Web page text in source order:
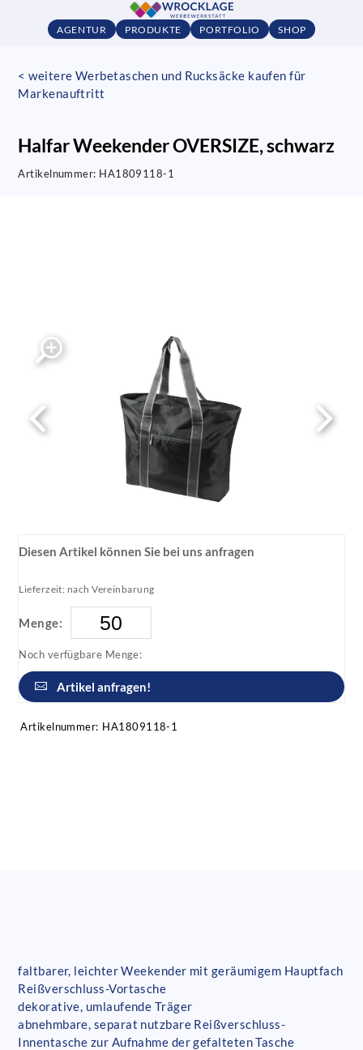
AGENTUR PRODUKTE PORTFOLIO SHOP
< weitere Werbetaschen und Rucksäcke kaufen für
Markenauftritt
Halfar Weekender OVERSIZE, schwarz
Artikelnummer: HA1809118-1
Diesen Artikel können Sie bei uns anfragen
Lieferzeit: nach Vereinbarung
Menge:
Noch verfügbare Menge:
Artikel anfragen!
Artikelnummer: HA1809118-1
faltbarer, leichter Weekender mit geräumigem Hauptfach
Reißverschluss-Vortasche
dekorative, umlaufende Träger
abnehmbare, separat nutzbare Reißverschluss-
Innentasche zur Aufnahme der gefalteten Tasche